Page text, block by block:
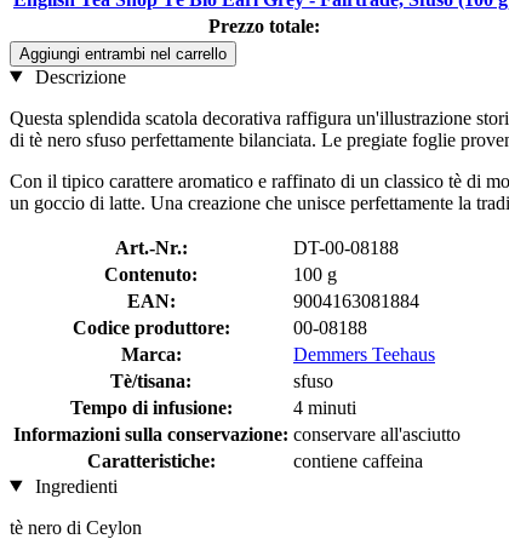
Prezzo totale:
Aggiungi entrambi nel carrello
Descrizione
Questa splendida scatola decorativa raffigura un'illustrazione
di tè nero sfuso perfettamente bilanciata. Le pregiate foglie
Con il tipico carattere aromatico e raffinato di un classico tè di
un goccio di latte. Una creazione che unisce perfettamente la
Art.-Nr.:
DT-00-08188
Contenuto:
100 g
EAN:
9004163081884
Codice produttore:
00-08188
Marca:
Demmers Teehaus
Tè/tisana:
sfuso
Tempo di infusione:
4 minuti
Informazioni sulla conservazione: conservare all'asciutto
Caratteristiche:
contiene caffeina
Ingredienti
tè nero di Ceylon